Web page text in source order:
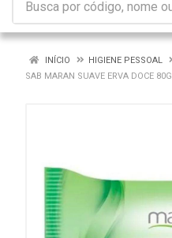
INÍCIO HIGIENE PESSOAL
SAB MARAN SUAVE ERVA DOCE 80G